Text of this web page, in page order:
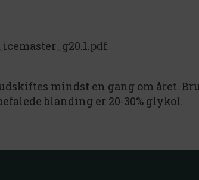
mindst en gang om året.
blanding er 20-30% glykol.